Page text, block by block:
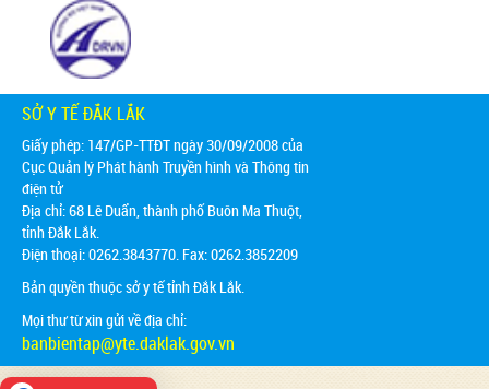
SỞ Y TẾ ĐẮK LẮK
Giấy phép: 147/GP-TTĐT ngày 30/09/2008 của
Cục Quản lý Phát hành Truyền hình và Thông tin
điện tử
Địa chỉ:68 Lê Duẩn, thành phố Buôn Ma Thuột,
tỉnh Đắk Lắk.
Điện thoại: 0262.3843770. Fax: 0262.3852209
Bản quyền thuộc sở y tế tỉnh Đắk Lắk.
Mọi thư từ xin gửi về địa chỉ:
banbientap@yte.daklak.gov.vn